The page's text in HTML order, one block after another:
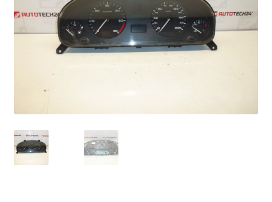
Obchodné podmienky
Platby